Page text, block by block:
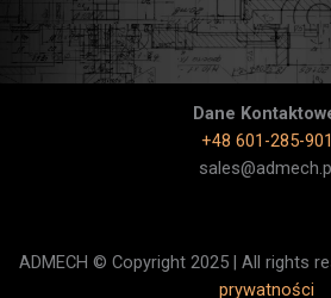
Dane
+48 601-285-901
sales@admech.pl
ADMECH © Copyright 2025 | All rights
prywatności